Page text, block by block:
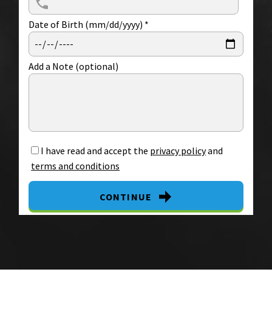
Date of Birth (mm/dd/yyyy) *
Add a Note (optional)
I have read and accept the privacy policyand
terms and conditions
CONTINUE